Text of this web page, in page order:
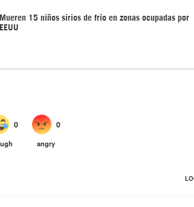
Mueren 15 niños sirios de frío en zonas ocupadas por
EEUU